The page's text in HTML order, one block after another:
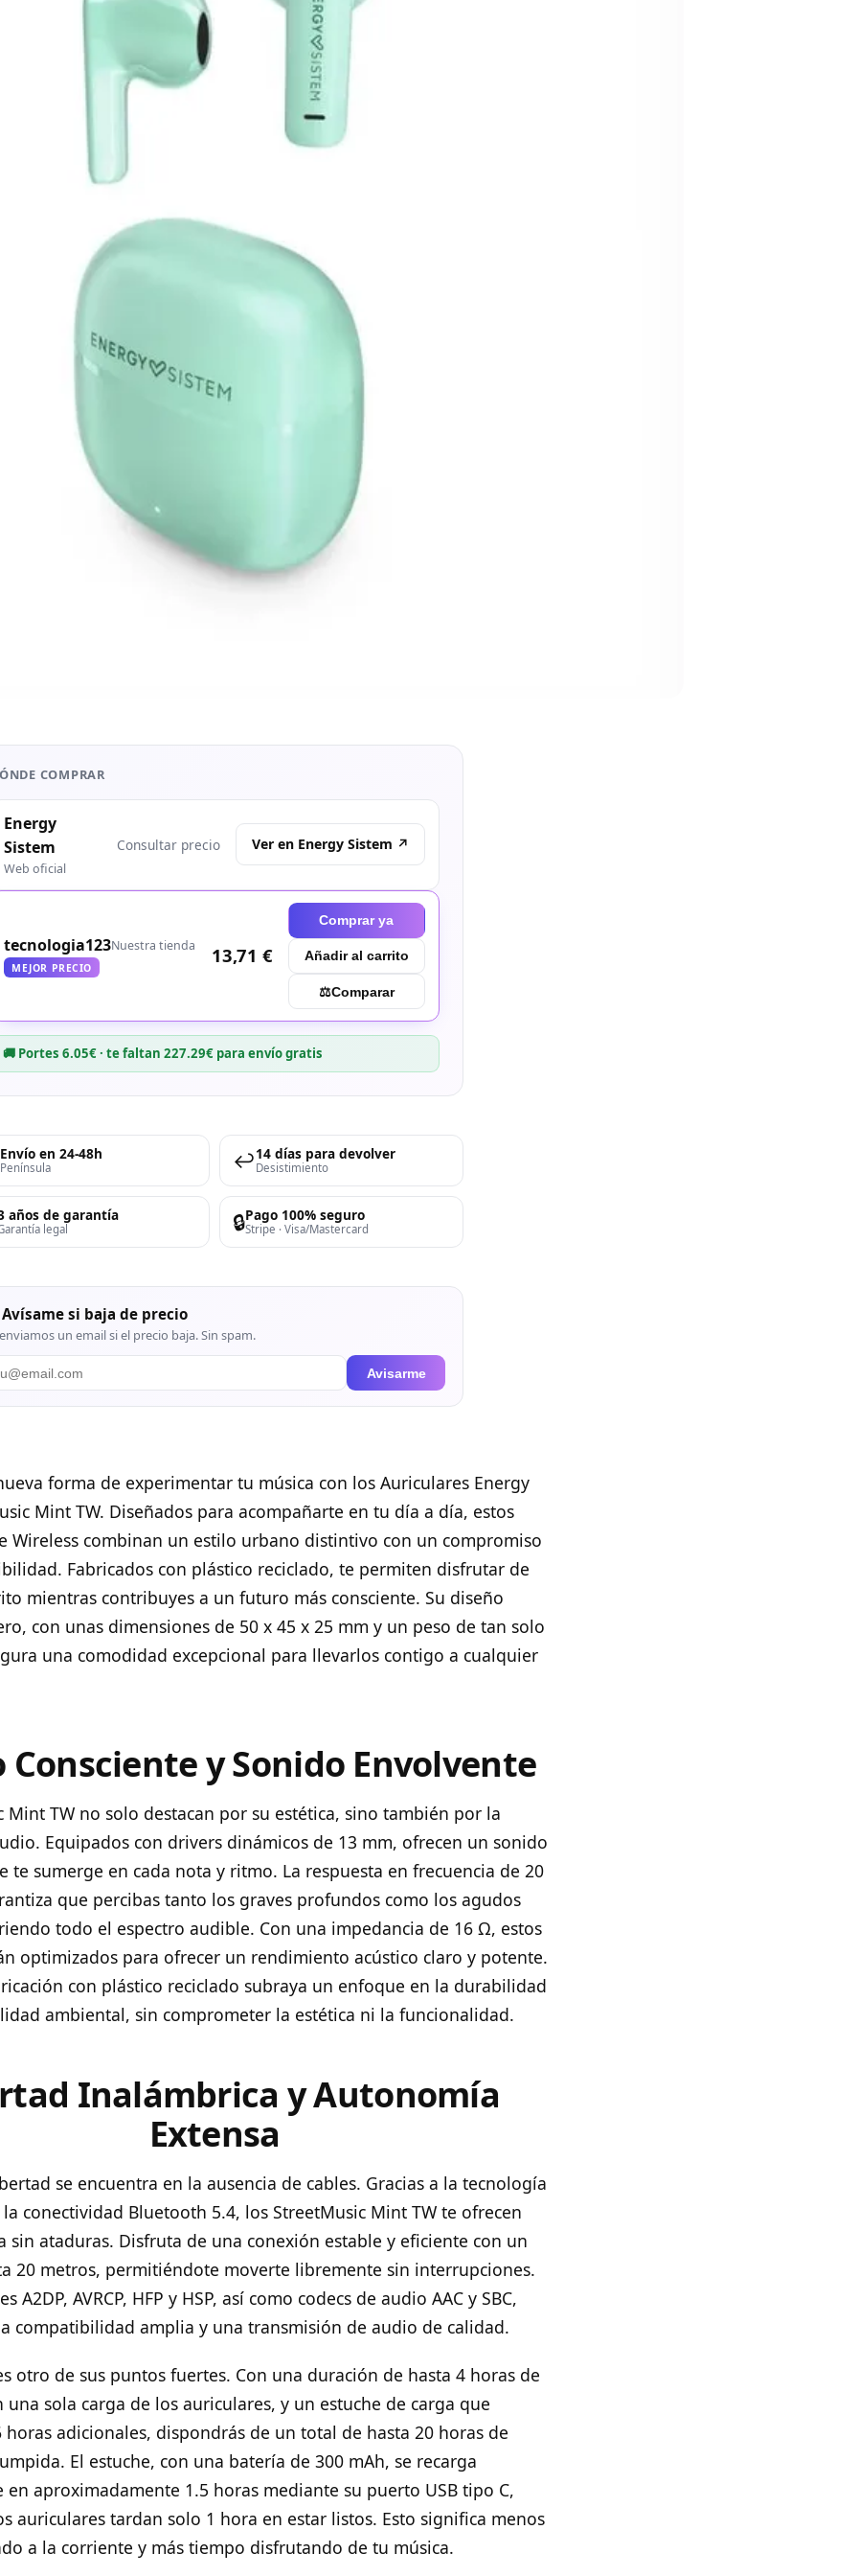
COMPRAR
Energy
Sistem
Web oficial
Consultar precio Ver en Energy Sistem ↗
tecnologia123Nuestra tienda
MEJOR PRECIO
13,71 €
Comprar ya
Añadir al carrito
⚖︎Comparar
🚚 Portes 6.05€ · te faltan 227.29€ para envío gratis
Envío en 24-48h
Península ↩️14 días para devolver
Desistimiento
años de garantía
legal 🔒Pago 100% seguro
Stripe · Visa/Mastercard
Avísame si baja de precio
un email si el precio baja. Sin spam.
Avisarme
forma de experimentar tu música con los Auriculares Energy
Mint TW. Diseñados para acompañarte en tu día a día, estos
Wireless combinan un estilo urbano distintivo con un compromiso
Fabricados con plástico reciclado, te permiten disfrutar de
mientras contribuyes a un futuro más consciente. Su diseño
con unas dimensiones de 50 x 45 x 25 mm y un peso de tan solo
una comodidad excepcional para llevarlos contigo a cualquier
Consciente y Sonido Envolvente
Mint TW no solo destacan por su estética, sino también por la
Equipados con drivers dinámicos de 13 mm, ofrecen un sonido
te sumerge en cada nota y ritmo. La respuesta en frecuencia de 20
que percibas tanto los graves profundos como los agudos
todo el espectro audible. Con una impedancia de 16 Ω, estos
optimizados para ofrecer un rendimiento acústico claro y potente.
con plástico reciclado subraya un enfoque en la durabilidad
ambiental, sin comprometer la estética ni la funcionalidad.
Inalámbrica y Autonomía
Extensa
se encuentra en la ausencia de cables. Gracias a la tecnología
la conectividad Bluetooth 5.4, los StreetMusic Mint TW te ofrecen
sin ataduras. Disfruta de una conexión estable y eficiente con un
20 metros, permitiéndote moverte libremente sin interrupciones.
A2DP, AVRCP, HFP y HSP, así como codecs de audio AAC y SBC,
compatibilidad amplia y una transmisión de audio de calidad.
otro de sus puntos fuertes. Con una duración de hasta 4 horas de
sola carga de los auriculares, y un estuche de carga que
adicionales, dispondrás de un total de hasta 20 horas de
El estuche, con una batería de 300 mAh, se recarga
en aproximadamente 1.5 horas mediante su puerto USB tipo C,
auriculares tardan solo 1 hora en estar listos. Esto significa menos
a la corriente y más tiempo disfrutando de tu música.